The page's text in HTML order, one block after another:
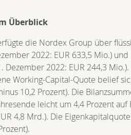
Überblick
die Nordex Group über
2022: EUR 633,5 Mio.)
Dezember 2022: EUR 244,3
Working-Capital-Quote belief
10,2 Prozent). Die
leicht um 4,4 Prozent auf
4,8 Mrd.). Die